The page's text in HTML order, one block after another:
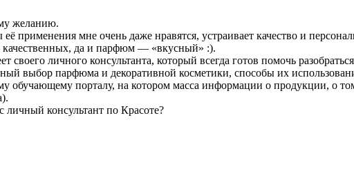
желанию.
применения мне очень даже нравятся, устраивает качество и
качественных, да и парфюм — «вкусный» :).
личного консультанта, который всегда готов помочь
выбор парфюма и декоративной косметики, способы их
обучающему порталу, на котором масса информации о продукции, о
консультант по Красоте?